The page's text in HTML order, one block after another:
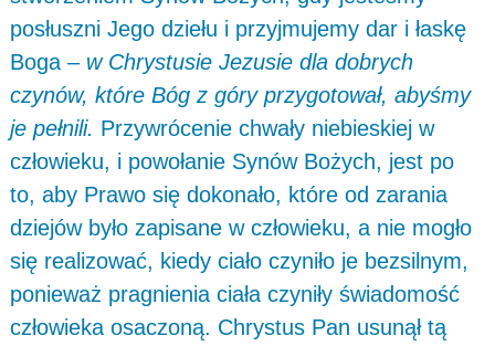
posłuszni Jego dziełu i przyjmujemy dar i łaskę
Boga – w Chrystusie Jezusie dla dobrych
czynów, które Bóg z góry przygotował, abyśmy
je pełnili. Przywrócenie chwały niebieskiej w
człowieku, i powołanie Synów Bożych, jest po
to, aby Prawo się dokonało, które od zarania
dziejów było zapisane w człowieku, a nie mogło
się realizować, kiedy ciało czyniło je bezsilnym,
ponieważ pragnienia ciała czyniły świadomość
człowieka osaczoną. Chrystus Pan usunął tą